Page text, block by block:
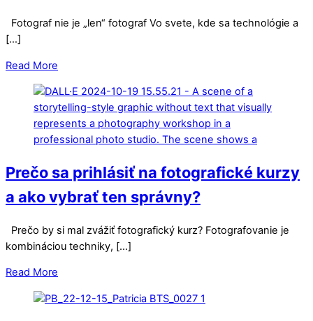
Fotograf nie je „len“ fotograf Vo svete, kde sa technológie a
[…]
Read More
Prečo sa prihlásiť na fotografické kurzy
a ako vybrať ten správny?
Prečo by si mal zvážiť fotografický kurz? Fotografovanie je
kombináciou techniky, […]
Read More